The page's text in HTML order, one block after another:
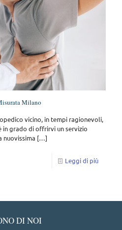
Milano
vicino, in tempi ragionevoli,
in grado di offrirvi un servizio
nuovissima […]
Leggi di più
DI NOI